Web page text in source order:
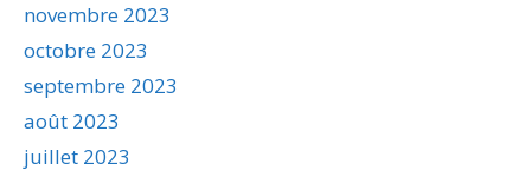
novembre 2023
octobre 2023
septembre 2023
août 2023
juillet 2023